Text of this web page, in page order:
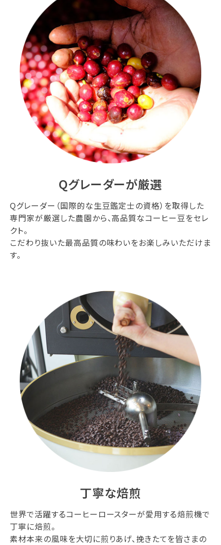
Qグレーダーが厳選
Qグレーダー（国際的な生豆鑑定士の資格）を取得した
専門家が厳選した農園から、高品質なコーヒー豆をセレ
クト。
こだわり抜いた最高品質の味わいをお楽しみいただけま
す。
丁寧な焙煎
世界で活躍するコーヒーロースターが愛用する焙煎機で
丁寧に焙煎。
素材本来の風味を大切に煎りあげ、挽きたてを皆さまの